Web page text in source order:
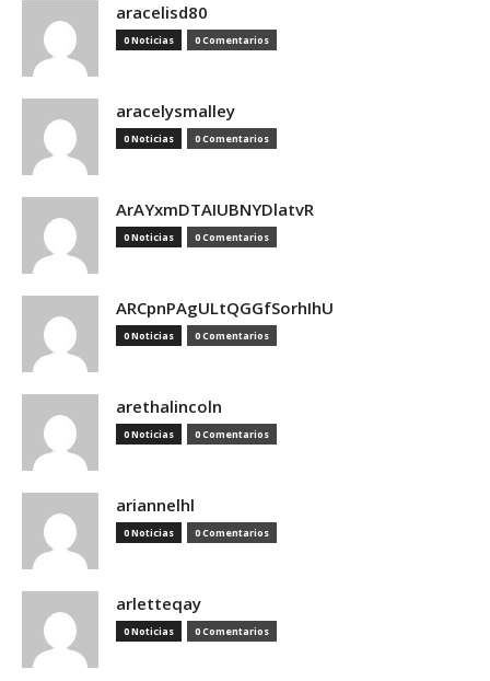
aracelisd80
0 Noticias 0 Comentarios
aracelysmalley
0 Noticias 0 Comentarios
ArAYxmDTAIUBNYDlatvR
0 Noticias 0 Comentarios
ARCpnPAgULtQGGfSorhIhU
0 Noticias 0 Comentarios
arethalincoln
0 Noticias 0 Comentarios
ariannelhl
0 Noticias 0 Comentarios
arletteqay
0 Noticias 0 Comentarios